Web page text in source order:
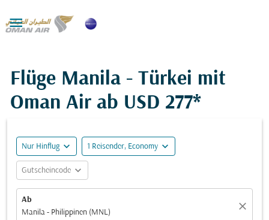

Flüge Manila - Türkei mit
Oman Air ab USD 277*
Nur Hinflug expand_more 1 Reisender, Economy expand_more
Gutscheincode expand_more
Ab
Manila - Philippinen (MNL)
close